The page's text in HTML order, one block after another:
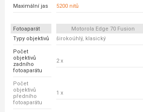
Maximální jas 5200 nitů
Fotoaparát Motorola Edge 70 Fusion
Typy objektivů
širokoúhlý, klasický
Počet
objektivů
zadního
fotoaparátu
2 x
Počet
objektivů
předního
fotoaparátu
1 x